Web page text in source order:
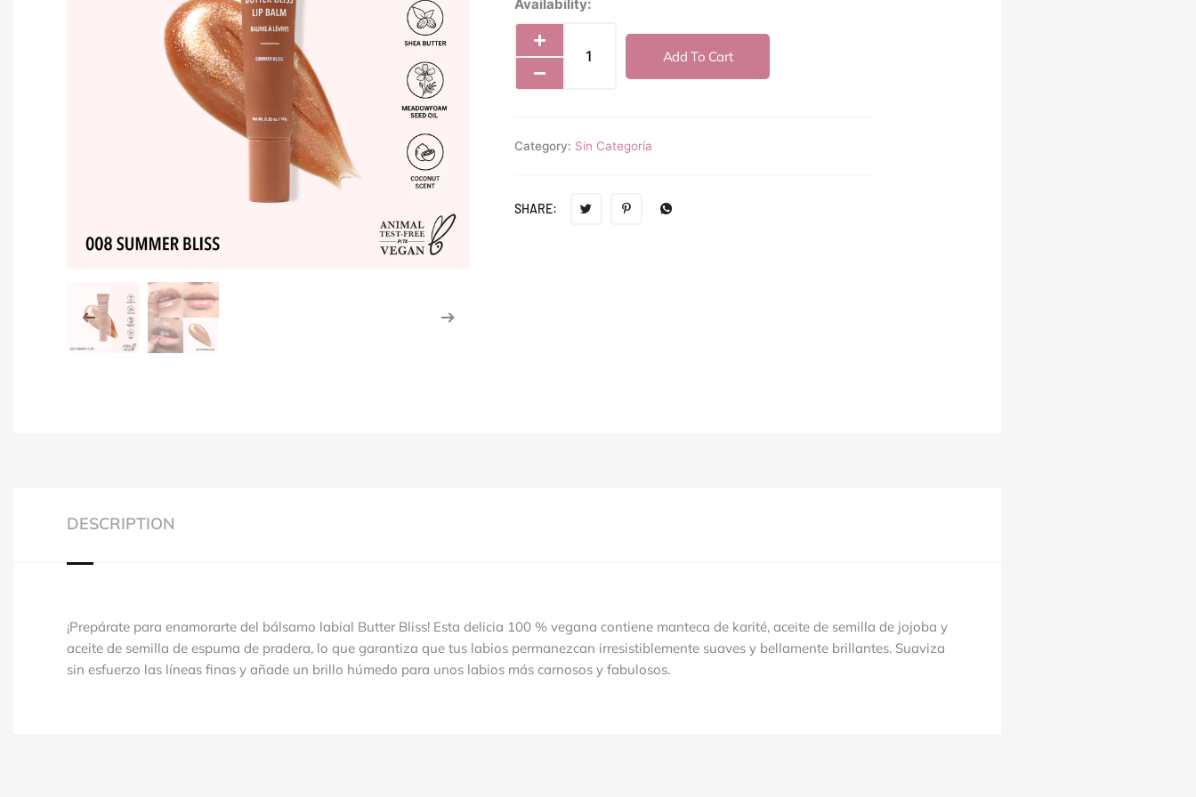
Availability:
Bliss)
Add To Cart
Category: Sin Categoría
SHARE:
DESCRIPTION
¡Prepárate para enamorarte del bálsamo labial Butter Bliss! Esta delicia 100 % vegana contiene manteca de karité, aceite de semilla de jojoba y
aceite de semilla de espuma de pradera, lo que garantiza que tus labios permanezcan irresistiblemente suaves y bellamente brillantes. Suaviza
sin esfuerzo las líneas finas y añade un brillo húmedo para unos labios más carnosos y fabulosos.